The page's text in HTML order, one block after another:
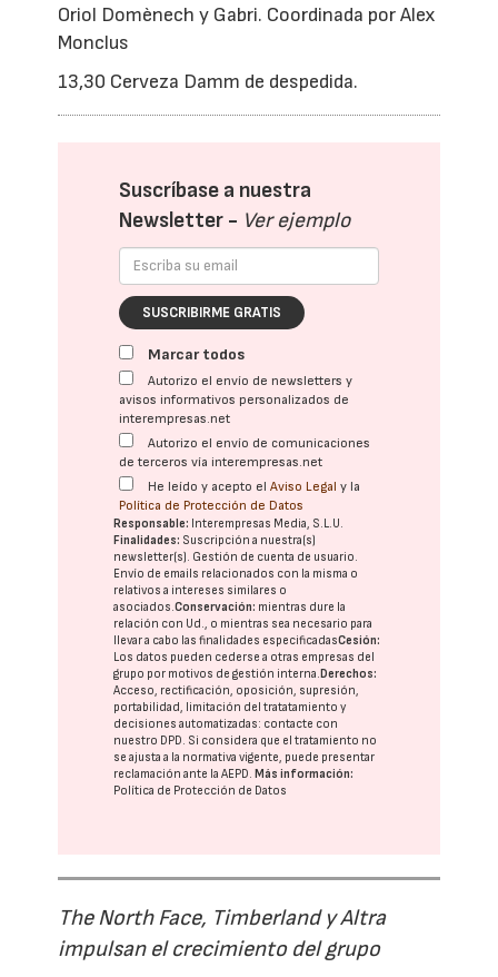
Oriol Domènech y Gabri. Coordinada por Alex
Monclus
13,30 Cerveza Damm de despedida.
Suscríbase a nuestra
Newsletter - Ver ejemplo
SUSCRIBIRME GRATIS
Marcar todos
Autorizo el envío de newsletters y
avisos informativos personalizados de
interempresas.net
Autorizo el envío de comunicaciones
de terceros vía interempresas.net
He leído y acepto elAviso Legal y la
Política de Protección de Datos
Responsable: Interempresas Media, S.L.U.
Finalidades: Suscripción a nuestra(s)
newsletter(s). Gestión de cuenta de usuario.
Envío de emails relacionados con la misma o
relativos a intereses similares o
asociados.Conservación: mientras dure la
relación con Ud., o mientras sea necesario para
llevar a cabo las finalidades especificadasCesión:
Los datos pueden cederse a otras empresas del
grupo por motivos de gestión interna.Derechos:
Acceso, rectificación, oposición, supresión,
portabilidad, limitación del tratatamiento y
decisiones automatizadas: contacte con
nuestro DPD. Si considera que el tratamiento no
se ajusta a la normativa vigente, puede presentar
reclamación ante laAEPD.Más información:
Política de Protección de Datos
The North Face, Timberland y Altra
impulsan el crecimiento del grupo